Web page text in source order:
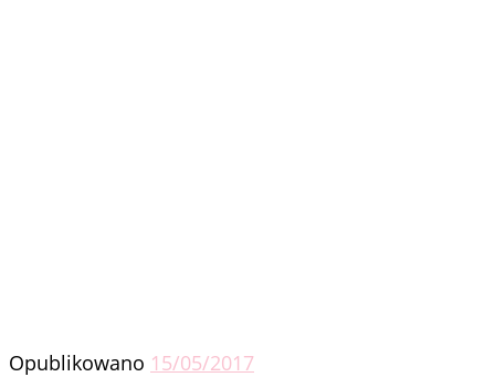
Opublikowano 15/05/2017